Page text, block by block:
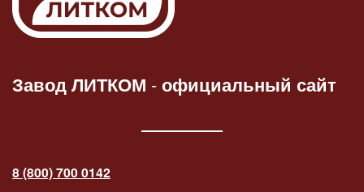
Завод ЛИТКОМ -официальный сайт
8 (800) 700 0142